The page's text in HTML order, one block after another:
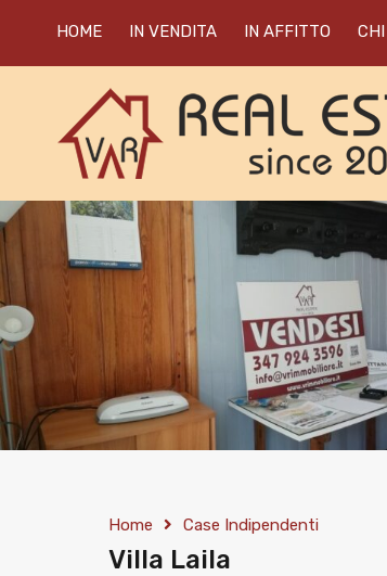
HOME IN VENDITA IN AFFITTO
Home Case Indipendenti
Villa Laila